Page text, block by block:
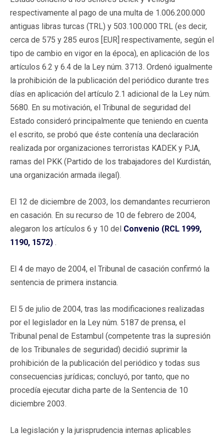
respectivamente al pago de una multa de 1.006.200.000
antiguas libras turcas (TRL) y 503.100.000 TRL (es decir,
cerca de 575 y 285 euros [EUR] respectivamente, según el
tipo de cambio en vigor en la época), en aplicación de los
artículos 6.2 y 6.4 de la Ley núm. 3713. Ordenó igualmente
la prohibición de la publicación del periódico durante tres
días en aplicación del artículo 2.1 adicional de la Ley núm.
5680. En su motivación, el Tribunal de seguridad del
Estado consideró principalmente que teniendo en cuenta
el escrito, se probó que éste contenía una declaración
realizada por organizaciones terroristas KADEK y PJA,
ramas del PKK (Partido de los trabajadores del Kurdistán,
una organización armada ilegal).
El 12 de diciembre de 2003, los demandantes recurrieron
en casación. En su recurso de 10 de febrero de 2004,
alegaron los artículos 6 y 10 del Convenio (RCL 1999,
1190, 1572) .
El 4 de mayo de 2004, el Tribunal de casación confirmó la
sentencia de primera instancia.
El 5 de julio de 2004, tras las modificaciones realizadas
por el legislador en la Ley núm. 5187 de prensa, el
Tribunal penal de Estambul (competente tras la supresión
de los Tribunales de seguridad) decidió suprimir la
prohibición de la publicación del periódico y todas sus
consecuencias jurídicas; concluyó, por tanto, que no
procedía ejecutar dicha parte de la Sentencia de 10
diciembre 2003.
La legislación y la jurisprudencia internas aplicables